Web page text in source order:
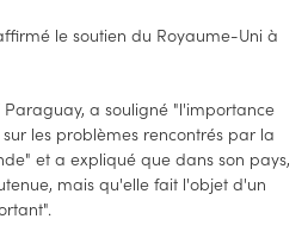
le soutien du Royaume-Uni à
a souligné "l'importance
les problèmes rencontrés par la
et a expliqué que dans son pays,
mais qu'elle fait l'objet d'un